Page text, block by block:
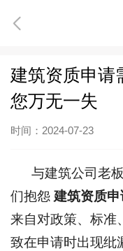
建筑资质申请
您万无一失
时间：2024-07-23
与建筑公司老
们抱怨 建筑资质申
来自对政策、标准
致在申请时出现纰